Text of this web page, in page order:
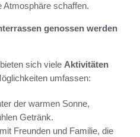
Atmosphäre schaffen.
genossen werden
sich viele Aktivitäten
umfassen:
der warmen Sonne,
Getränk.
Freunden und Familie, die